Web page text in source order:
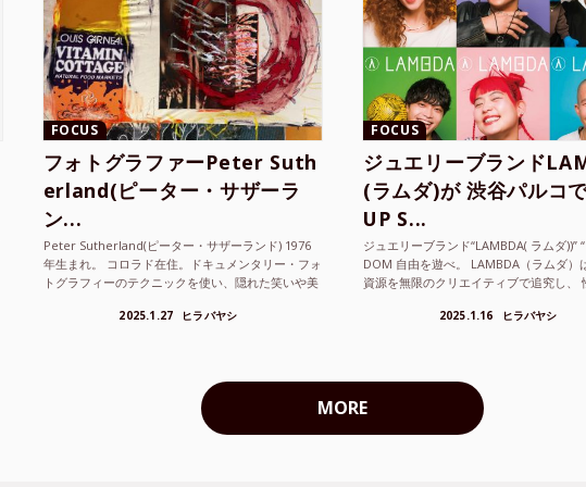
FOCUS
フォトグラファーPeter Suth
erland(ピーター・サザーラ
ン...
Peter Sutherland(ピーター・サザーランド) 1976
年生まれ。 コロラド在住。ドキュメンタリー・フォ
トグラフィーのテクニックを使い、隠れた笑いや美
2025.1.27 ヒラバヤシ
FOCUS
ジュエリーブランド
(ラムダ)が 渋谷パルコ
UP S...
ジュエリーブランド“LAMBDA( ラムダ))”
DOM 自由を遊べ。 LAMBDA（ラムダ）
資源を無限のクリエイティブで追究し、
2025.1.16 ヒラバヤシ
MORE